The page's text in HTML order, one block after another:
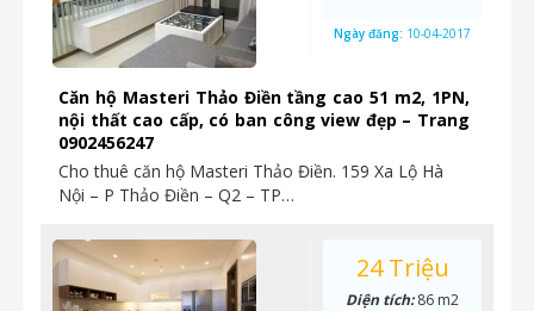
Căn hộ Masteri Thảo Điền tầng cao 51 m2, 1PN,
nội thất cao cấp, có ban công view đẹp – Trang
0902456247
Cho thuê căn hộ Masteri Thảo Điền. 159 Xa Lộ Hà
Nội – P Thảo Điền – Q2 – TP…
Ngày đăng: 10-04-2017
24 Triệu
Diện tích:86 m2